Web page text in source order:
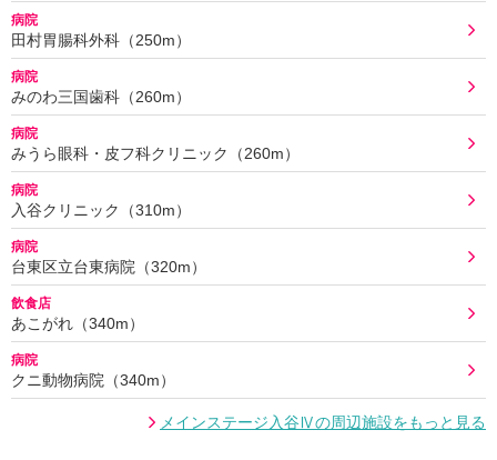
病院
田村胃腸科外科（250m）
病院
みのわ三国歯科（260m）
病院
みうら眼科・皮フ科クリニック（260m）
病院
入谷クリニック（310m）
病院
台東区立台東病院（320m）
飲食店
あこがれ（340m）
病院
クニ動物病院（340m）
メインステージ入谷Ⅳの周辺施設をもっと見る